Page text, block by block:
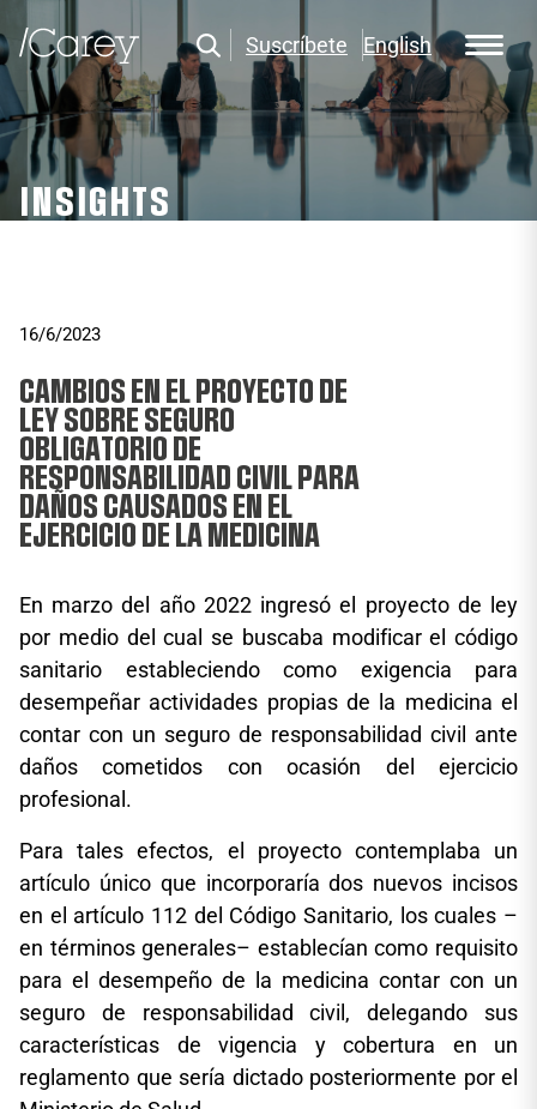
Suscríbete English
INSIGHTS
16/6/2023
CAMBIOS EN EL PROYECTO DE
LEY SOBRE SEGURO
OBLIGATORIO DE
RESPONSABILIDAD CIVIL PARA
DAÑOS CAUSADOS EN EL
EJERCICIO DE LA MEDICINA
En marzo del año 2022 ingresó el proyecto de ley
por medio del cual se buscaba modificar el código
sanitario estableciendo como exigencia para
desempeñar actividades propias de la medicina el
contar con un seguro de responsabilidad civil ante
daños cometidos con ocasión del ejercicio
profesional.
Para tales efectos, el proyecto contemplaba un
artículo único que incorporaría dos nuevos incisos
en el artículo 112 del Código Sanitario, los cuales –
en términos generales– establecían como requisito
para el desempeño de la medicina contar con un
seguro de responsabilidad civil, delegando sus
características de vigencia y cobertura en un
reglamento que sería dictado posteriormente por el